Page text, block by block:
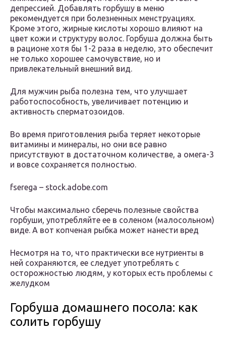
депрессией. Добавлять горбушу в меню
рекомендуется при болезненных менструациях.
Кроме этого, жирные кислоты хорошо влияют на
цвет кожи и структуру волос. Горбуша должна быть
в рационе хотя бы 1-2 раза в неделю, это обеспечит
не только хорошее самочувствие, но и
привлекательный внешний вид.
Для мужчин рыба полезна тем, что улучшает
работоспособность, увеличивает потенцию и
активность сперматозоидов.
Во время приготовления рыба теряет некоторые
витамины и минералы, но они все равно
присутствуют в достаточном количестве, а омега-3
и вовсе сохраняется полностью.
fserega – stock.adobe.com
Чтобы максимально сберечь полезные свойства
горбуши, употребляйте ее в соленом (малосольном)
виде. А вот копченая рыбка может нанести вред
Несмотря на то, что практически все нутриенты в
ней сохраняются, ее следует употреблять с
осторожностью людям, у которых есть проблемы с
желудком
Горбуша домашнего посола: как
солить горбушу